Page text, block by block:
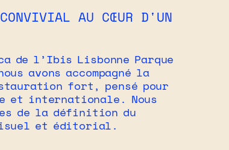
CONVIVIAL AU CŒUR D'UN
de l’Ibis Lisbonne Parque
avons accompagné la
fort, pensé pour
internationale. Nous
de la définition du
et éditorial.